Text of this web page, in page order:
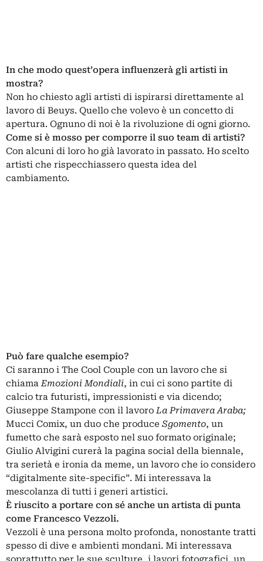
In che modo quest’opera influenzerà gli artisti in
mostra?
Non ho chiesto agli artisti di ispirarsi direttamente al
lavoro di Beuys. Quello che volevo è un concetto di
apertura. Ognuno di noi è la rivoluzione di ogni giorno.
Come si è mosso per comporre il suo team di artisti?
Con alcuni di loro ho già lavorato in passato. Ho scelto
artisti che rispecchiassero questa idea del
cambiamento.
Può fare qualche esempio?
Ci saranno i The Cool Couple con un lavoro che si
chiamaEmozioni Mondiali, in cui ci sono partite di
calcio tra futuristi, impressionisti e via dicendo;
Giuseppe Stampone con il lavoroLa Primavera Araba;
Mucci Comix, un duo che produce Sgomento, un
fumetto che sarà esposto nel suo formato originale;
Giulio Alvigini curerà la pagina social della biennale,
tra serietà e ironia da meme, un lavoro che io considero
“digitalmente site-specific”. Mi interessava la
mescolanza di tutti i generi artistici.
È riuscito a portare con sé anche un artista di punta
come Francesco Vezzoli.
Vezzoli è una persona molto profonda, nonostante tratti
spesso di dive e ambienti mondani. Mi interessava